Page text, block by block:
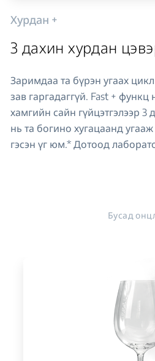
Хурдан +
3 дахин хурдан
Заримдаа та бүрэн угаах
зав гаргадаггүй. Fast + функц
хамгийн сайн гүйцэтгэлээр 3
нь та богино хугацаанд
гэсэн үг юм.* Дотоод
Бусад